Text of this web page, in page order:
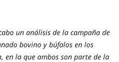
un análisis de la campaña de
bovino y búfalos en los
en la que ambos son parte de la